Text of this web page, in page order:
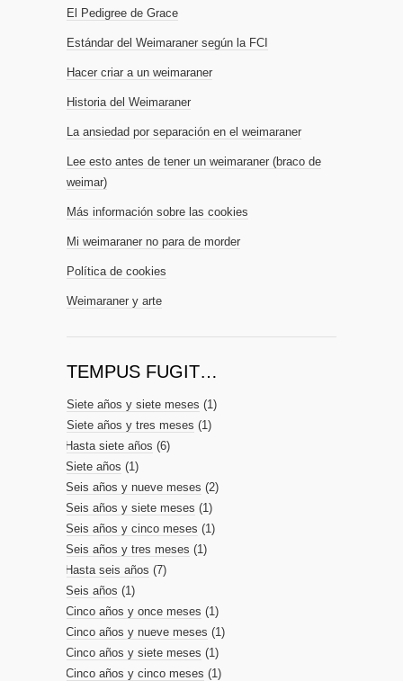
El Pedigree de Grace
Estándar del Weimaraner según la FCI
Hacer criar a un weimaraner
Historia del Weimaraner
La ansiedad por separación en el weimaraner
Lee esto antes de tener un weimaraner (braco de
weimar)
Más información sobre las cookies
Mi weimaraner no para de morder
Política de cookies
Weimaraner y arte
TEMPUS FUGIT…
Siete años y siete meses (1)
Siete años y tres meses (1)
Hasta siete años (6)
Siete años (1)
Seis años y nueve meses (2)
Seis años y siete meses (1)
Seis años y cinco meses (1)
Seis años y tres meses (1)
Hasta seis años (7)
Seis años (1)
Cinco años y once meses (1)
Cinco años y nueve meses (1)
Cinco años y siete meses (1)
Cinco años y cinco meses (1)